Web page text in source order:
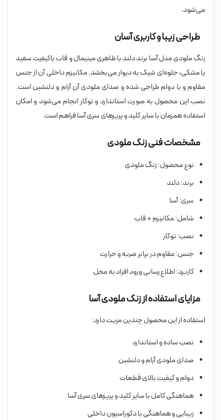
می‌شود.
طراحی زیبا و کاربری آسان
زنگ ملودی مدل آسا برند دلند با ظاهری مینیمال و قاب باکیفیت سفید
یا مشکی، جلوه‌ای شیک به دیوار می‌بخشد. مکانیزم داخلی آن از جنس
مقاوم و با دوام طراحی شده و صدای ملودی آن آرام و دلنشین است.
نصب این محصول به صورت استاندارد و توکار انجام می‌شود و امکان
استفاده همزمان با سایر کلید و پریزهای سری آسا فراهم است.
مشخصات فنی زنگ ملودی
نوع محصول: زنگ ملودی
برند: دلند
سری: آسا
شامل: مکانیزم + قاب
نصب: توکار
جنس: مقاوم در برابر ضربه و حرارت
کاربرد: اطلاع‌رسانی ورود افراد به محل
مزایای استفاده از زنگ ملودی آسا
استفاده از این محصول چندین مزیت دارد:
نصب ساده و استاندارد
صدای ملودی آرام و دلنشین
دوام و کیفیت بالای قطعات
هماهنگی کامل با سایر کلید و پریزهای سری آسا
زیبایی و هماهنگی با دکوراسیون داخلی